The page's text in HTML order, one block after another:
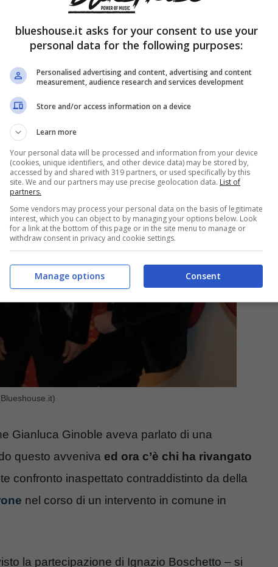
è nata questa voce
Gianluca Ginoble aveva parlato di una
questo avveniva ed ora c’è chi ha rivangato
confronto inaspettato contraddistinto da della
nel corso di un intervento in comune in
la partecipazione di Ignazio Boschetto – si
blueshouse.it asks for your consent to use your
personal data for the following purposes:
Personalised advertising and content, advertising and content
measurement, audience research and services development
Store and/or access information on a device
Learn more
Your personal data will be processed and information from your device
(cookies, unique identifiers, and other device data) may be stored by,
accessed by and shared with 319 partners, or used specifically by this
site. We and our partners may use precise geolocation data. List of
partners.
Some vendors may process your personal data on the basis of legitimate
interest, which you can object to by managing your options below. Look
for a link at the bottom of this page or in the site menu to manage or
withdraw consent in privacy and cookie settings.
Consent
Manage options